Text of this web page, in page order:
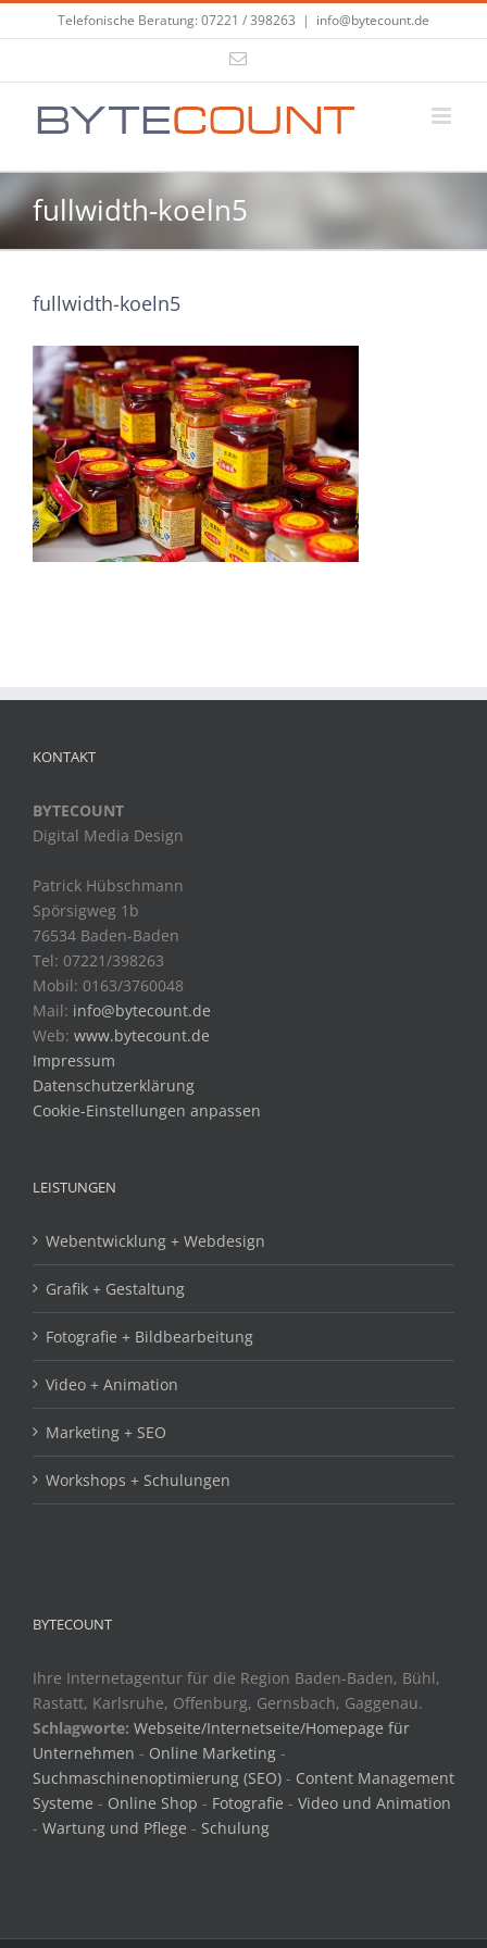
Inhalt
Telefonische Beratung: 07221 / 398263 | info@bytecount.de
E-
fullwidth-koeln5
fullwidth-koeln5
KONTAKT
BYTECOUNT
Digital Media Design
Patrick Hübschmann
Spörsigweg 1b
76534 Baden-Baden
Tel: 07221/398263
Mobil: 0163/3760048
Mail: info@bytecount.de
Web: www.bytecount.de
Impressum
Datenschutzerklärung
Cookie-Einstellungen anpassen
LEISTUNGEN
Webentwicklung + Webdesign
Grafik + Gestaltung
Fotografie + Bildbearbeitung
Video + Animation
Marketing + SEO
Workshops + Schulungen
BYTECOUNT
Ihre Internetagentur für die Region Baden-Baden, Bühl,
Rastatt, Karlsruhe, Offenburg, Gernsbach, Gaggenau.
Schlagworte: Webseite/Internetseite/Homepage für
Unternehmen - Online Marketing -
Suchmaschinenoptimierung (SEO) - Content Management
Systeme - Online Shop - Fotografie - Video und Animation
- Wartung und Pflege - Schulung